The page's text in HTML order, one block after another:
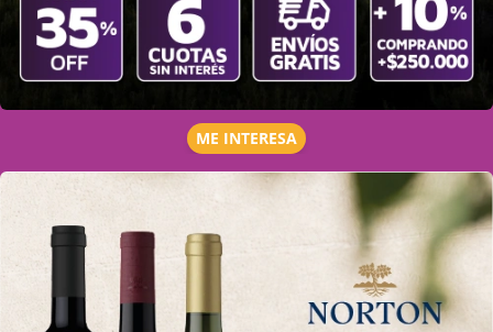
ME INTERESA